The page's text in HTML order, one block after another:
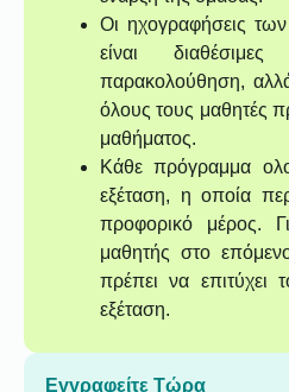
Οι ηχογραφήσεις
είναι διαθέσιμες
παρακολούθηση,
όλους τους μαθητές
μαθήματος.
Κάθε πρόγραμμα
εξέταση, η οποία
προφορικό μέρος.
μαθητής στο
πρέπει να επιτύχει
εξέταση.
Εγγραφείτε Τώρα